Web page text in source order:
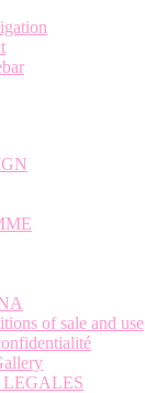
of sale and use